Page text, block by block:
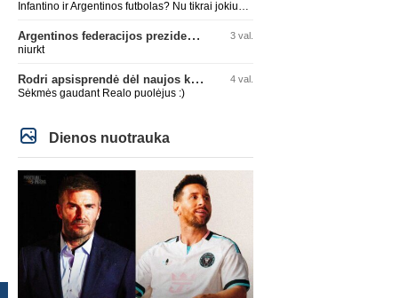
Infantino ir Argentinos futbolas? Nu tikrai jokiu
Argentinos federacijos prezidentas C. Tapia negailėjo pagyrų G. Infantino 3 val.
niurkt
Rodri apsisprendė dėl naujos komandos 4 val.
Sėkmės gaudant Realo puolėjus :)
Dienos nuotrauka